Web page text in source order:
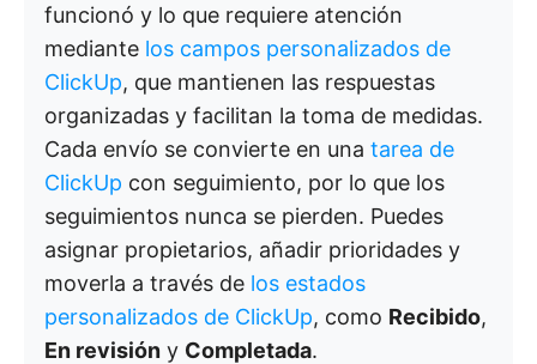
funcionó y lo que requiere atención
mediante los campos personalizados de
ClickUp, que mantienen las respuestas
organizadas y facilitan la toma de medidas.
Cada envío se convierte en una tarea de
ClickUp con seguimiento, por lo que los
seguimientos nunca se pierden. Puedes
asignar propietarios, añadir prioridades y
moverla a través de los estados
personalizados de ClickUp, como Recibido,
En revisión y Completada.